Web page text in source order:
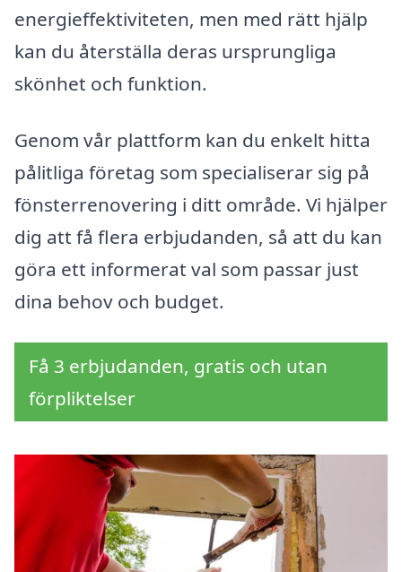
energi­effektiviteten, men med rätt hjälp
kan du återställa deras ursprungliga
skönhet och funktion.
Genom vår plattform kan du enkelt hitta
pålitliga företag som specialiserar sig på
fönster­renovering i ditt område. Vi hjälper
dig att få flera erbjudanden, så att du kan
göra ett informerat val som passar just
dina behov och budget.
Få 3 erbjudanden, gratis och utan
förpliktelser